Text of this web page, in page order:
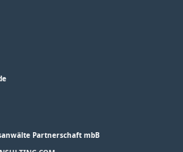
Partnerschaft mbB